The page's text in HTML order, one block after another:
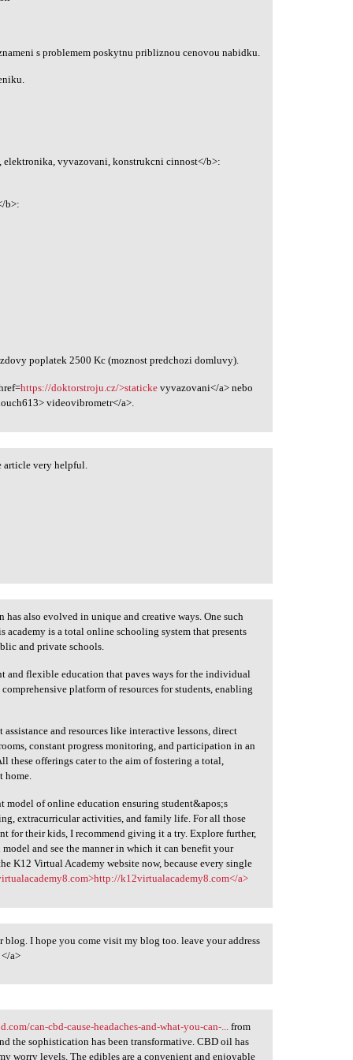
s problemem poskytnu pribliznou cenovou nabidku.
elektronika, vyvazovani, konstrukcni cinnost</b>:
b>:
poplatek 2500 Kc (moznost predchozi domluvy).
https://doktorstroju.cz/>staticke vyvazovani</a> nebo
videovibrometr</a>.
article very helpful.
also evolved in unique and creative ways. One such
is a total online schooling system that presents
and private schools.
and flexible education that paves ways for the individual
platform of resources for students, enabling
and resources like interactive lessons, direct
constant progress monitoring, and participation in an
these offerings cater to the aim of fostering a total,
home.
model of online education ensuring student&apos;s
extracurricular activities, and family life. For all those
for their kids, I recommend giving it a try. Explore further,
and see the manner in which it can benefit your
K12 Virtual Academy website now, because every single
k12virtualacademy8.com</a>
I hope you come visit my blog too. leave your address
a>
can-cbd-cause-headaches-and-what-you-can-... from
the sophistication has been transformative. CBD oil has
worry levels. The edibles are a convenient and enjoyable